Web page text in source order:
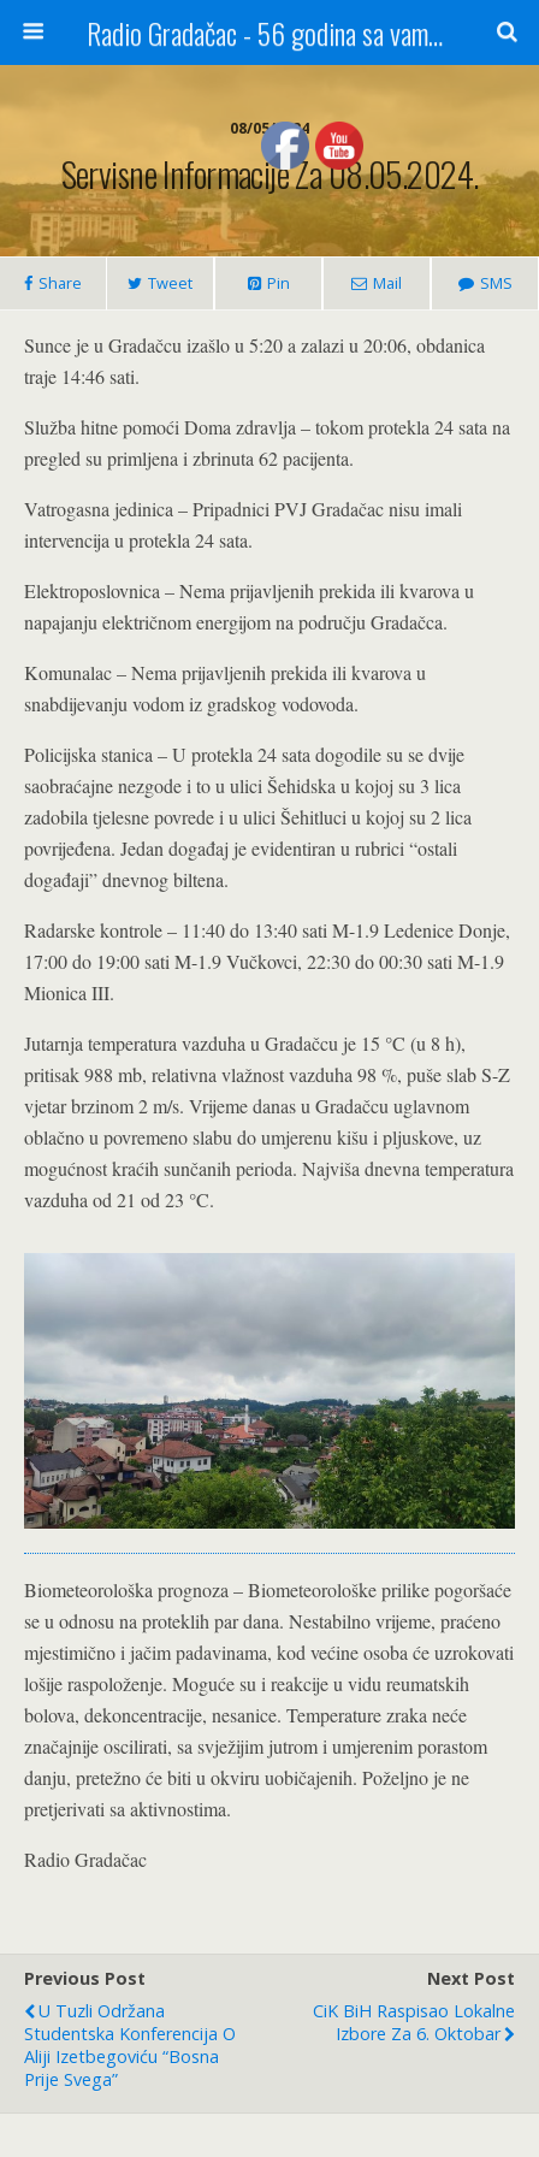
Radio Gradačac - 56 godina sa vama...
08/05/2024
Servisne Informacije Za 08.05.2024.
Share Tweet Pin Mail SMS
Sunce je u Gradačcu izašlo u 5:20 a zalazi u 20:06, obdanica
traje 14:46 sati.
Služba hitne pomoći Doma zdravlja – tokom protekla 24 sata na
pregled su primljena i zbrinuta 62 pacijenta.
Vatrogasna jedinica – Pripadnici PVJ Gradačac nisu imali
intervencija u protekla 24 sata.
Elektroposlovnica – Nema prijavljenih prekida ili kvarova u
napajanju električnom energijom na području Gradačca.
Komunalac – Nema prijavljenih prekida ili kvarova u
snabdijevanju vodom iz gradskog vodovoda.
Policijska stanica – U protekla 24 sata dogodile su se dvije
saobraćajne nezgode i to u ulici Šehidska u kojoj su 3 lica
zadobila tjelesne povrede i u ulici Šehitluci u kojoj su 2 lica
povrijeđena. Jedan događaj je evidentiran u rubrici “ostali
događaji” dnevnog biltena.
Radarske kontrole – 11:40 do 13:40 sati M-1.9 Ledenice Donje,
17:00 do 19:00 sati M-1.9 Vučkovci, 22:30 do 00:30 sati M-1.9
Mionica III.
Jutarnja temperatura vazduha u Gradačcu je 15 °C (u 8 h),
pritisak 988 mb, relativna vlažnost vazduha 98 %, puše slab S-Z
vjetar brzinom 2 m/s. Vrijeme danas u Gradačcu uglavnom
oblačno u povremeno slabu do umjerenu kišu i pljuskove, uz
mogućnost kraćih sunčanih perioda. Najviša dnevna temperatura
vazduha od 21 od 23 °C.
Biometeorološka prognoza – Biometeorološke prilike pogoršaće
se u odnosu na proteklih par dana. Nestabilno vrijeme, praćeno
mjestimično i jačim padavinama, kod većine osoba će uzrokovati
lošije raspoloženje. Moguće su i reakcije u vidu reumatskih
bolova, dekoncentracije, nesanice. Temperature zraka neće
značajnije oscilirati, sa svježijim jutrom i umjerenim porastom
danju, pretežno će biti u okviru uobičajenih. Poželjno je ne
pretjerivati sa aktivnostima.
Radio Gradačac
Previous Post
U Tuzli Održana
Studentska Konferencija O
Aliji Izetbegoviću “Bosna
Prije Svega”
Next Post
CiK BiH Raspisao Lokalne
Izbore Za 6. Oktobar